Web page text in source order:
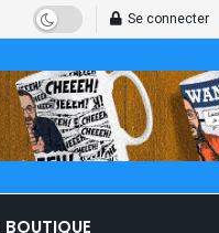
Se connecter
BOUTIQUE